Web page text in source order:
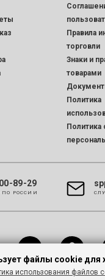
Правила
торговли
Знаки и
товарами
Политика
Политика
89-29
ПО РОССИИ
файлы cookie для
использования файлов